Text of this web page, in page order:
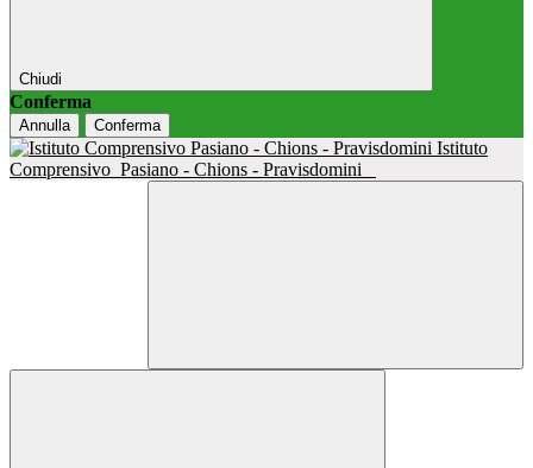
Chiudi
Conferma
Annulla Conferma
Istituto
Comprensivo Pasiano - Chions - Pravisdomini